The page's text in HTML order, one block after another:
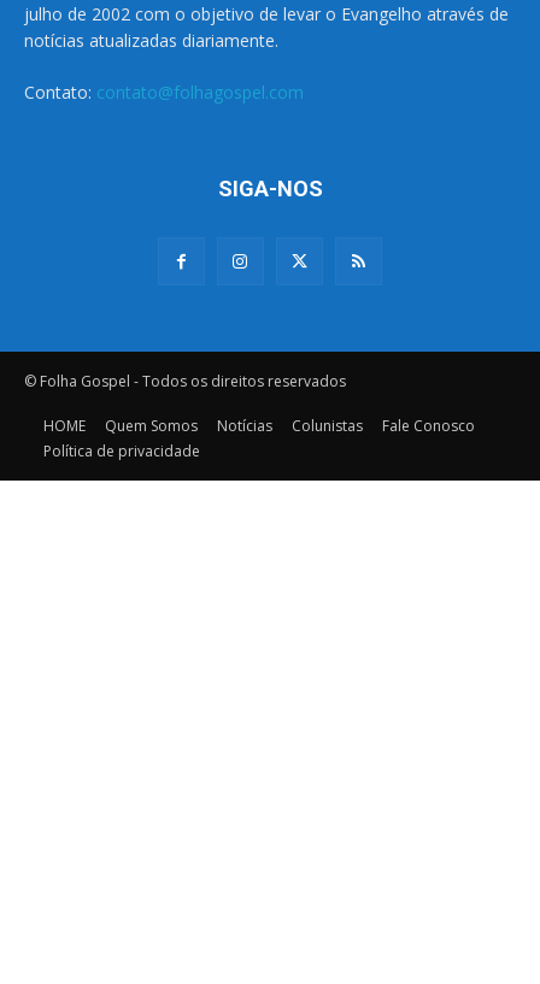
julho de 2002 com o objetivo de levar o Evangelho através de
notícias atualizadas diariamente.
Contato: contato@folhagospel.com
SIGA-NOS
© Folha Gospel - Todos os direitos reservados
HOME Quem Somos Notícias Colunistas
Fale Conosco
Política de privacidade